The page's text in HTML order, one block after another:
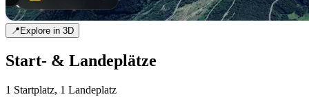
📍Explore in 3D
Start- & Landeplätze
1 Startplatz, 1 Landeplatz